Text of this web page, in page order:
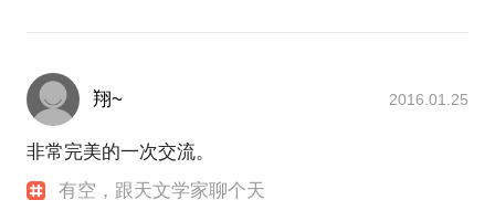
翔~ 2016.01.25
非常完美的一次交流。
有空，跟天文学家聊个天